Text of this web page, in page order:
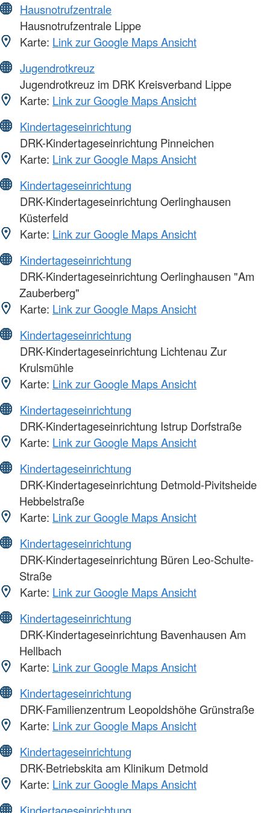
Hausnotrufzentrale
Hausnotrufzentrale Lippe
Karte: Link zur Google Maps Ansicht
Jugendrotkreuz
Jugendrotkreuz im DRK Kreisverband Lippe
Karte: Link zur Google Maps Ansicht
Kindertageseinrichtung
DRK-Kindertageseinrichtung Pinneichen
Karte: Link zur Google Maps Ansicht
Kindertageseinrichtung
DRK-Kindertageseinrichtung Oerlinghausen
Küsterfeld
Karte: Link zur Google Maps Ansicht
Kindertageseinrichtung
DRK-Kindertageseinrichtung Oerlinghausen "Am
Zauberberg"
Karte: Link zur Google Maps Ansicht
Kindertageseinrichtung
DRK-Kindertageseinrichtung Lichtenau Zur
Krulsmühle
Karte: Link zur Google Maps Ansicht
Kindertageseinrichtung
DRK-Kindertageseinrichtung Istrup Dorfstraße
Karte: Link zur Google Maps Ansicht
Kindertageseinrichtung
DRK-Kindertageseinrichtung Detmold-Pivitsheide
Hebbelstraße
Karte: Link zur Google Maps Ansicht
Kindertageseinrichtung
DRK-Kindertageseinrichtung Büren Leo-Schulte-
Straße
Karte: Link zur Google Maps Ansicht
Kindertageseinrichtung
DRK-Kindertageseinrichtung Bavenhausen Am
Hellbach
Karte: Link zur Google Maps Ansicht
Kindertageseinrichtung
DRK-Familienzentrum Leopoldshöhe Grünstraße
Karte: Link zur Google Maps Ansicht
Kindertageseinrichtung
DRK-Betriebskita am Klinikum Detmold
Karte: Link zur Google Maps Ansicht
Kindertageseinrichtung